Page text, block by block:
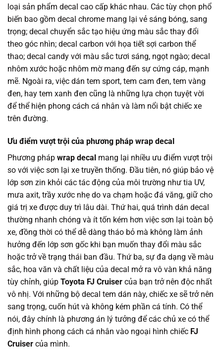
loại sản phẩm decal cao cấp khác nhau. Các tùy chọn phổ
biến bao gồm decal chrome mang lại vẻ sáng bóng, sang
trọng; decal chuyển sắc tạo hiệu ứng màu sắc thay đổi
theo góc nhìn; decal carbon với họa tiết sợi carbon thể
thao; decal candy với màu sắc tươi sáng, ngọt ngào; decal
nhôm xước hoặc nhôm mờ mang đến sự cứng cáp, mạnh
mẽ. Ngoài ra, việc dán tem sport, tem cam đen, tem vàng
đen, hay tem xanh đen cũng là những lựa chọn tuyệt vời
để thể hiện phong cách cá nhân và làm nổi bật chiếc xe
trên đường.
Ưu điểm vượt trội của phương pháp wrap decal
Phương pháp wrap decal mang lại nhiều ưu điểm vượt trội
so với việc sơn lại xe truyền thống. Đầu tiên, nó giúp bảo vệ
lớp sơn zin khỏi các tác động của môi trường như tia UV,
mưa axit, trầy xước nhẹ do va chạm hoặc đá văng, giữ cho
giá trị xe được duy trì lâu dài. Thứ hai, quá trình dán decal
thường nhanh chóng và ít tốn kém hơn việc sơn lại toàn bộ
xe, đồng thời có thể dễ dàng tháo bỏ mà không làm ảnh
hưởng đến lớp sơn gốc khi bạn muốn thay đổi màu sắc
hoặc trở về trạng thái ban đầu. Thứ ba, sự đa dạng về màu
sắc, hoa văn và chất liệu của decal mở ra vô vàn khả năng
tùy chỉnh, giúp Toyota FJ Cruiser của bạn trở nên độc nhất
vô nhị. Với những bộ decal tem dán này, chiếc xe sẽ trở nên
sang trọng, cuốn hút và không kém phần cá tính. Có thể
nói, đây chính là phương án lý tưởng để các chủ xe có thể
định hình phong cách cá nhân vào ngoại hình chiếc FJ
Cruiser của mình.